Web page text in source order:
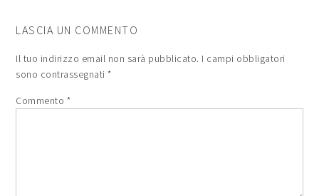
LASCIA UN COMMENTO
Il tuo indirizzo email non sarà pubblicato. I campi obbligatori
sono contrassegnati*
Commento *